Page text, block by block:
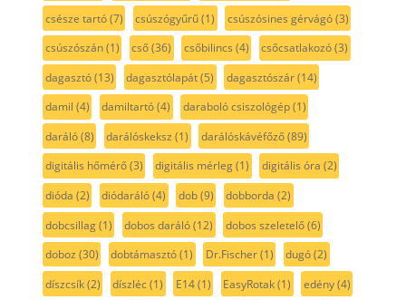
csésze tartó(7) csúszógyűrű(1) csúszósines gérvágó(3)
csúszószán(1) cső(36) csőbilincs (4) csőcsatlakozó(3)
dagasztó(13) dagasztólapát(5) dagasztószár(14)
damil (4) damiltartó(4) daraboló csiszológép(1)
daráló(8) darálóskeksz (1) darálóskávéfőző(89)
digitális hőmérő(3) digitális mérleg(1) digitális óra (2)
dióda (2) diódaráló(4) dob(9) dobborda (2)
dobcsillag(1) dobos daráló(12) dobos szeletelő(6)
doboz (30) dobtámasztó(1) Dr.Fischer(1) dugó(2)
díszcsík(2) díszléc(1) E14(1) EasyRotak(1) edény(4)